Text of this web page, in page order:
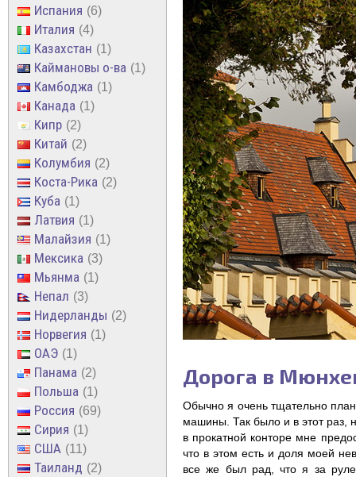
Испания 6
Италия 4
Казахстан 1
Каймановы о-ва 1
Камбоджа 1
Канада 1
Кипр 2
Китай 2
Колумбия 2
Коста-Рика 2
Куба 1
Латвия 1
Малайзия 1
Мексика 3
Мьянма 1
Непал 3
Нидерланды 2
Норвегия 1
ОАЭ 1
Панама 2
Польша 1
Россия 69
Сирия 1
США 11
Таиланд 2
Дорога в
Обычно я очень тщательно
машины. Так было и в этот раз,
в прокатной конторе мне
что в этом есть и доля моей
все же был рад, что я за